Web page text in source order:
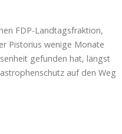
FDP-Landtagsfraktion,
Pistorius wenige Monate
gefunden hat, längst
auf den Weg